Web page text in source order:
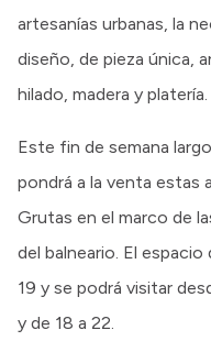
artesanías urbanas, la
diseño, de pieza única,
hilado, madera y platería.
Este fin de semana
pondrá a la venta estas
Grutas en el marco de
del balneario. El espacio
19 y se podrá visitar
y de 18 a 22.